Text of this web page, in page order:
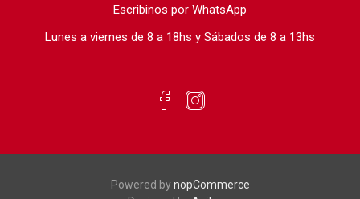
Escribinos por WhatsApp
Lunes a viernes de 8 a 18hs y Sábados de 8 a 13hs
Powered bynopCommerce